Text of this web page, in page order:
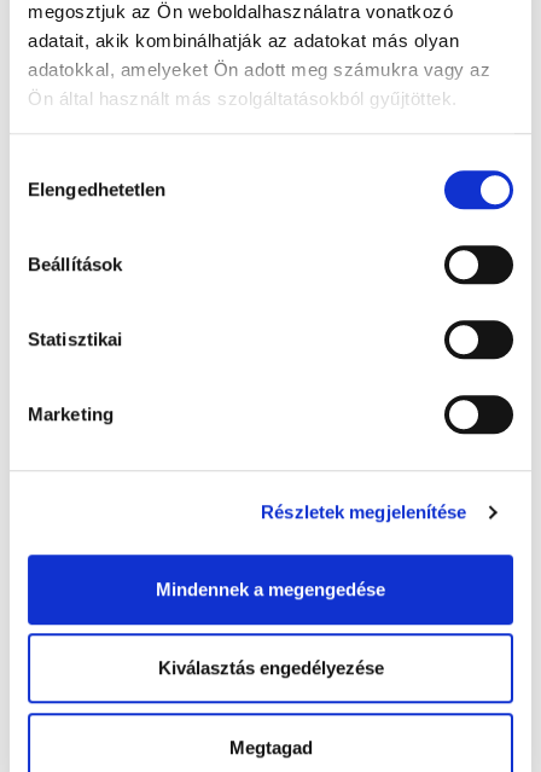
megosztjuk az Ön weboldalhasználatra vonatkozó
adatait, akik kombinálhatják az adatokat más olyan
adatokkal, amelyeket Ön adott meg számukra vagy az
Ön által használt más szolgáltatásokból gyűjtöttek.
kiválasztása
Elengedhetetlen
Beállítások
Statisztikai
Marketing
Részletek megjelenítése
Mindennek a megengedése
Kiválasztás engedélyezése
Megtagad
KOSÁRBA